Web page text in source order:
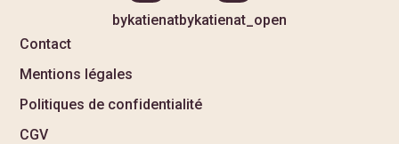
bykatienatbykatienat_open
Contact
Mentions légales
Politiques de confidentialité
CGV